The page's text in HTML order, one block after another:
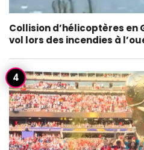
Collision d’hélicoptères en
vol lors des incendies à